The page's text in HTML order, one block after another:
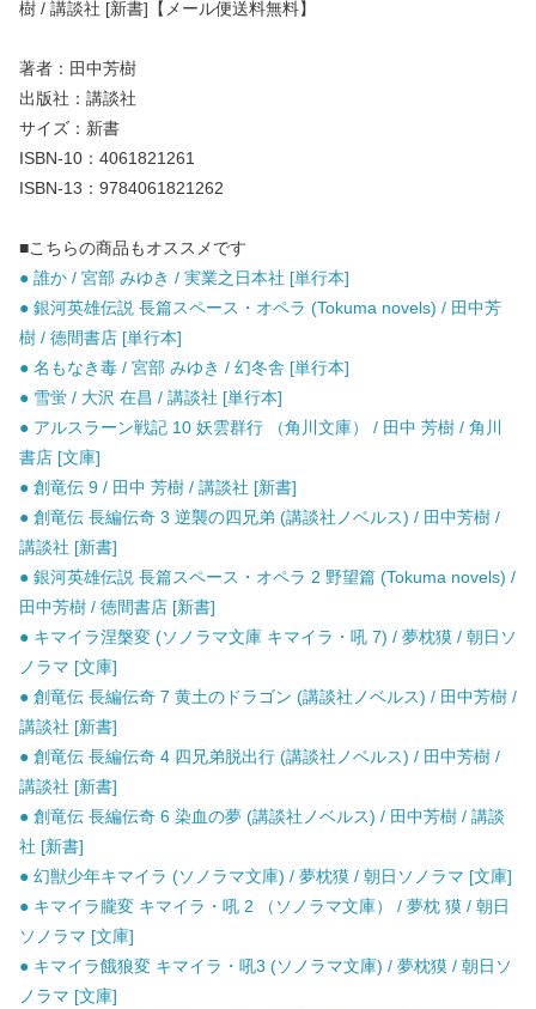
樹 / 講談社 [新書]【メール便送料無料】
著者：田中芳樹
出版社：講談社
サイズ：新書
ISBN-10：4061821261
ISBN-13：9784061821262
■こちらの商品もオススメです
● 誰か / 宮部 みゆき / 実業之日本社 [単行本]
● 銀河英雄伝説 長篇スペース・オペラ (Tokuma novels) / 田中芳
樹 / 徳間書店 [単行本]
● 名もなき毒 / 宮部 みゆき / 幻冬舎 [単行本]
● 雪蛍 / 大沢 在昌 / 講談社 [単行本]
● アルスラーン戦記 10 妖雲群行 （角川文庫） / 田中 芳樹 / 角川
書店 [文庫]
● 創竜伝 9 / 田中 芳樹 / 講談社 [新書]
● 創竜伝 長編伝奇 3 逆襲の四兄弟 (講談社ノベルス) / 田中芳樹 /
講談社 [新書]
● 銀河英雄伝説 長篇スペース・オペラ 2 野望篇 (Tokuma novels) /
田中芳樹 / 徳間書店 [新書]
● キマイラ涅槃変 (ソノラマ文庫 キマイラ・吼 7) / 夢枕獏 / 朝日ソ
ノラマ [文庫]
● 創竜伝 長編伝奇 7 黄土のドラゴン (講談社ノベルス) / 田中芳樹 /
講談社 [新書]
● 創竜伝 長編伝奇 4 四兄弟脱出行 (講談社ノベルス) / 田中芳樹 /
講談社 [新書]
● 創竜伝 長編伝奇 6 染血の夢 (講談社ノベルス) / 田中芳樹 / 講談
社 [新書]
● 幻獣少年キマイラ (ソノラマ文庫) / 夢枕獏 / 朝日ソノラマ [文庫]
● キマイラ朧変 キマイラ・吼 2 （ソノラマ文庫） / 夢枕 獏 / 朝日
ソノラマ [文庫]
● キマイラ餓狼変 キマイラ・吼3 (ソノラマ文庫) / 夢枕獏 / 朝日ソ
ノラマ [文庫]